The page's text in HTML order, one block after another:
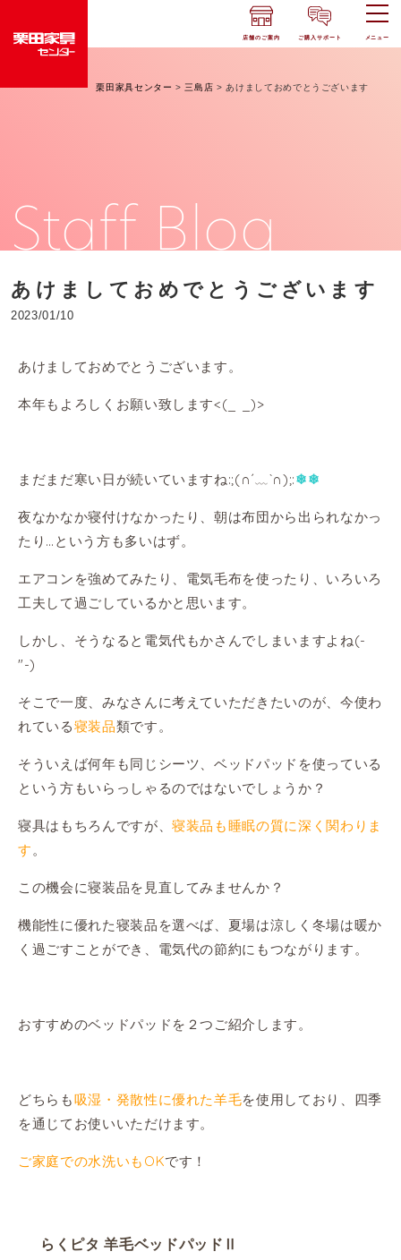
店舗のご案内 ご購入サポート メニュー
栗田家具センター > 三島店 > あけましておめでとうございます
Staff Blog
あけましておめでとうございます
2023/01/10
あけましておめでとうございます。
本年もよろしくお願い致します<(_ _)>
まだまだ寒い日が続いていますね:;(∩´﹏`∩);:❄❄
夜なかなか寝付けなかったり、朝は布団から出られなかっ
たり…という方も多いはず。
エアコンを強めてみたり、電気毛布を使ったり、いろいろ
工夫して過ごしているかと思います。
しかし、そうなると電気代もかさんでしまいますよね(-
"-)
そこで一度、みなさんに考えていただきたいのが、今使わ
れている寝装品類です。
そういえば何年も同じシーツ、ベッドパッドを使っている
という方もいらっしゃるのではないでしょうか？
寝具はもちろんですが、寝装品も睡眠の質に深く関わりま
す 。
この機会に寝装品を見直してみませんか？
機能性に優れた寝装品を選べば、夏場は涼しく冬場は暖か
く過ごすことができ、電気代の節約にもつながります。
おすすめのベッドパッドを２つご紹介します。
どちらも吸湿・発散性に優れた羊毛を使用しており、四季
を通じてお使いいただけます。
ご家庭での水洗いもOKです！
らくピタ 羊毛ベッドパッドⅡ